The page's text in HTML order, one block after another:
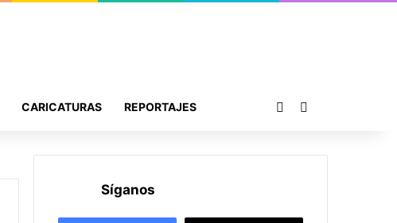
CARICATURAS REPORTAJES Publicación al azar
Síganos